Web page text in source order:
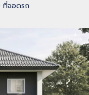
ที่จอดรถ